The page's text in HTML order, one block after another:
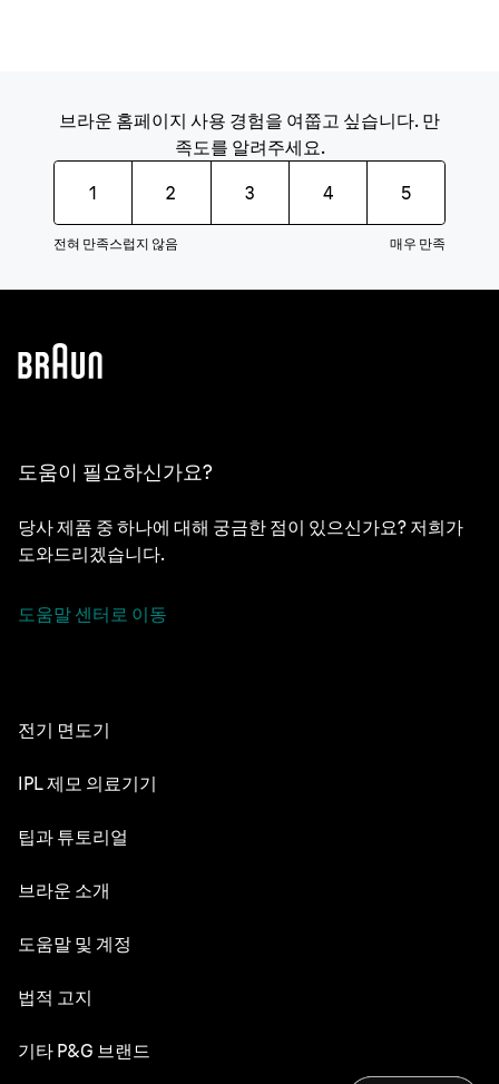
브라운 홈페이지 사용 경험을 여쭙고 싶습니다. 만
족도를 알려주세요.
1 2 3 4 5
전혀 만족스럽지 않음 매우 만족
도움이 필요하신가요?
당사 제품 중 하나에 대해 궁금한 점이 있으신가요? 저희가
도와드리겠습니다.
도움말 센터로 이동
전기 면도기
NEVO
시리즈 7
교체 부품
IPL 제모 의료기기
실크 엑스퍼트 Pro 5
팁과 튜토리얼
면도의 세계
헤어 스타일링
브라운 소개
디자인 & 장인정신
도움말 및 계정
고객 서비스
법적 고지
웹사이트 이용약관
기타 P&G 브랜드